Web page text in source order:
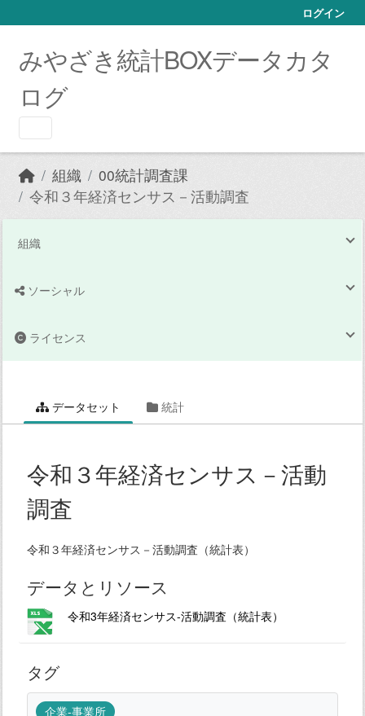
ログイン
みやざき統計BOXデータカタ
ログ
組織
00統計調査課
令和３年経済センサス－活動調査
組織
ソーシャル
ライセンス
データセット 統計
令和３年経済センサス－活動
調査
令和３年経済センサス－活動調査（統計表）
データとリソース
令和3年経済センサス-活動調査（統計表）
タグ
企業-事業所